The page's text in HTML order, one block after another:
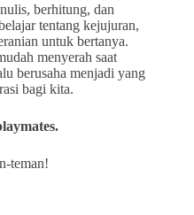
berhitung, dan
tentang kejujuran,
untuk bertanya.
menyerah saat
berusaha menjadi yang
bagi kita.
teman!